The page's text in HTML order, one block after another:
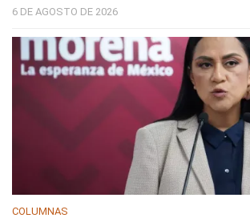
6 DE AGOSTO DE 2026
COLUMNAS